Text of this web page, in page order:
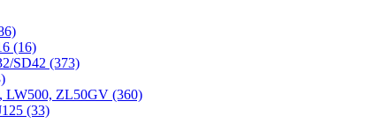
(16)
SD42 (373)
LW500, ZL50GV (360)
(33)